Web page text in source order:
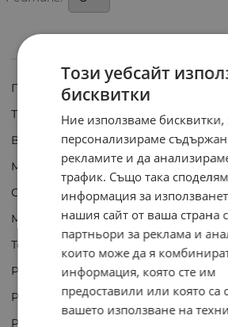
Производител: TE Connectivity
Тип резистор: жичен
Вид резистор: с радиатор
Монтаж: завинтване
Съпротивление: 1.5Ω
Мощност: 0,1kW
Толеранс: ±5%
Работно напрежение макс.: 1,9kV
Размери на корпуса: 65,5x47,5x26mm
Работна температура: -55...250°C
Този уебсайт
бисквитки
Ние използваме бисквитки,
персонализираме
рекламите и да
трафик. Също така
информация за
нашия сайт от ваша страна
партньори за реклама и
които може да я
информация, която сте им
предоставили или която са
вашето използване на